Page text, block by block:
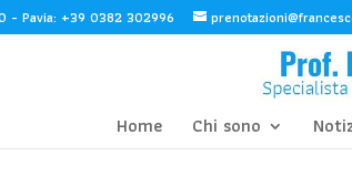
- Pavia: +39 0382 302996
Home Chi sono